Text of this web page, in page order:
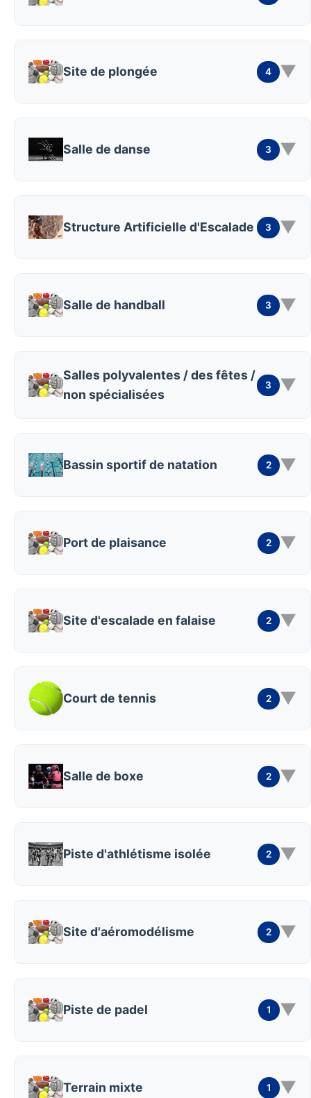
Site de plongée 4 ▼
Salle de danse 3 ▼
Structure Artificielle d'Escalade 3 ▼
Salle de handball 3 ▼
Salles polyvalentes / des fêtes /
non spécialisées
3 ▼
Bassin sportif de natation 2 ▼
Port de plaisance 2 ▼
Site d'escalade en falaise 2 ▼
Court de tennis 2 ▼
Salle de boxe 2 ▼
Piste d'athlétisme isolée 2 ▼
Site d'aéromodélisme 2 ▼
Piste de padel 1 ▼
Terrain mixte 1 ▼